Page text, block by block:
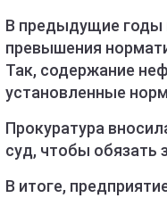
В предыдущие годы
превышения
Так, содержание
установленные
Прокуратура
суд, чтобы обязать
В итоге,